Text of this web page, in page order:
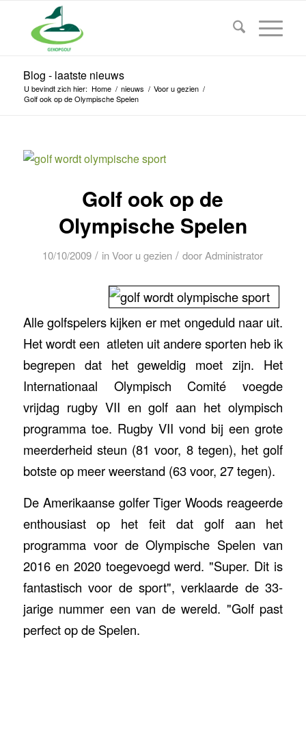
Blog - laatste nieuws
U bevindt zich hier: Home / nieuws / Voor u gezien /
Golf ook op de Olympische Spelen
Golf ook op de
Olympische Spelen
10/10/2009 / inVoor u gezien / door Administrator
Alle golfspelers kijken er met ongeduld naar uit.
Het wordt een atleten uit andere sporten heb ik
begrepen dat het geweldig moet zijn. Het
Internationaal Olympisch Comité voegde
vrijdag rugby VII en golf aan het olympisch
programma toe. Rugby VII vond bij een grote
meerderheid steun (81 voor, 8 tegen), het golf
botste op meer weerstand (63 voor, 27 tegen).
De Amerikaanse golfer Tiger Woods reageerde
enthousiast op het feit dat golf aan het
programma voor de Olympische Spelen van
2016 en 2020 toegevoegd werd. "Super. Dit is
fantastisch voor de sport", verklaarde de 33-
jarige nummer een van de wereld. "Golf past
perfect op de Spelen.